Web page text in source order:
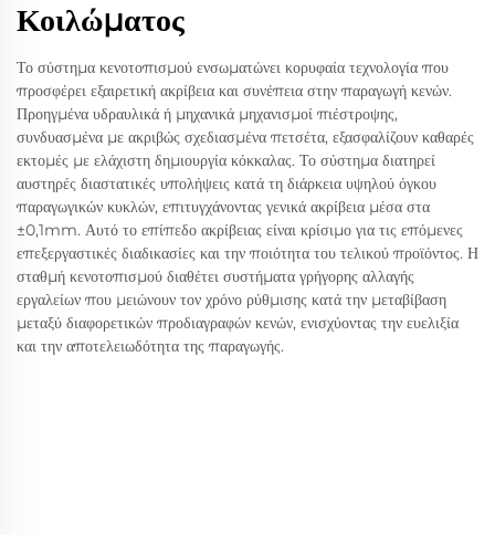
Κοιλώματος
Το σύστημα κενοτοπισμού ενσωματώνει κορυφαία τεχνολογία που
προσφέρει εξαιρετική ακρίβεια και συνέπεια στην παραγωγή κενών.
Προηγμένα υδραυλικά ή μηχανικά μηχανισμοί πιέστροψης,
συνδυασμένα με ακριβώς σχεδιασμένα πετσέτα, εξασφαλίζουν καθαρές
εκτομές με ελάχιστη δημιουργία κόκκαλας. Το σύστημα διατηρεί
αυστηρές διαστατικές υπολήψεις κατά τη διάρκεια υψηλού όγκου
παραγωγικών κυκλών, επιτυγχάνοντας γενικά ακρίβεια μέσα στα
±0,1mm. Αυτό το επίπεδο ακρίβειας είναι κρίσιμο για τις επόμενες
επεξεργαστικές διαδικασίες και την ποιότητα του τελικού προϊόντος. Η
σταθμή κενοτοπισμού διαθέτει συστήματα γρήγορης αλλαγής
εργαλείων που μειώνουν τον χρόνο ρύθμισης κατά την μεταβίβαση
μεταξύ διαφορετικών προδιαγραφών κενών, ενισχύοντας την ευελιξία
και την αποτελειωδότητα της παραγωγής.